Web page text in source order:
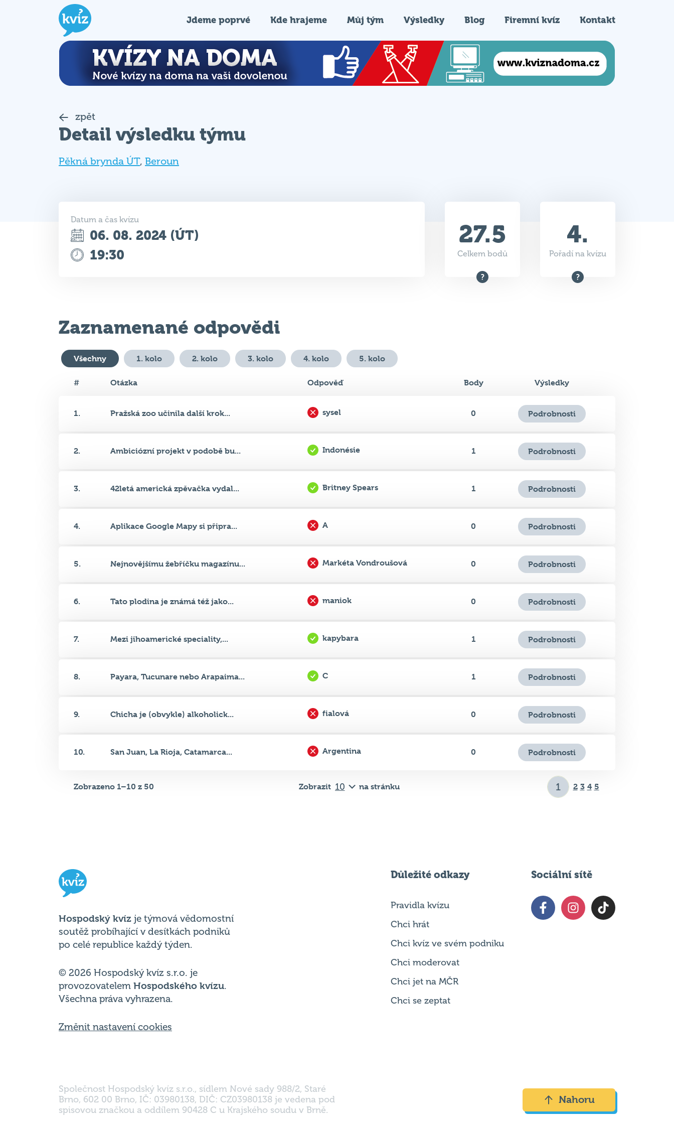
Jdeme poprvé Kde hrajeme Můj tým Výsledky Blog Firemní kvíz Kontakt
zpět
Detail výsledku týmu
Pěkná brynda ÚT, Beroun
Datum a čas kvízu
06. 08. 2024 (ÚT)
19:30
27.5
Celkem bodů
4.
Pořadí na kvízu
Zaznamenané odpovědi
Všechny 1. kolo 2. kolo 3. kolo 4. kolo 5. kolo
# Otázka Odpověď Body Výsledky
1. Pražská zoo učinila další krok... sysel 0 Podrobnosti
2. Ambiciózní projekt v podobě bu... Indonésie 1 Podrobnosti
3. 42letá americká zpěvačka vydal... Britney Spears 1 Podrobnosti
4. Aplikace Google Mapy si připra... A 0 Podrobnosti
5. Nejnovějšímu žebříčku magazínu... Markéta Vondroušová 0 Podrobnosti
6. Tato plodina je známá též jako... maniok 0 Podrobnosti
7. Mezi jihoamerické speciality,... kapybara 1 Podrobnosti
8. Payara, Tucunare nebo Arapaima... C 1 Podrobnosti
9. Chicha je (obvykle) alkoholick... fialová 0 Podrobnosti
10. San Juan, La Rioja, Catamarca... Argentina 0 Podrobnosti
Zobrazeno 1–10 z 50 Zobrazit na stránku 2 3 4 5
Hospodský kvíz je týmová vědomostní
soutěž probíhající v desítkách podniků
po celé republice každý týden.
© 2026 Hospodský kvíz s.r.o. je
provozovatelem Hospodského kvízu.
Všechna práva vyhrazena.
Změnit nastavení cookies
Důležité odkazy
Pravidla kvízu
Chci hrát
Chci kvíz ve svém podniku
Chci moderovat
Chci jet na MČR
Chci se zeptat
Sociální sítě
Společnost Hospodský kvíz s.r.o., sídlem Nové sady 988/2, Staré
Brno, 602 00 Brno, IČ: 03980138, DIČ: CZ03980138 je vedena pod
spisovou značkou a oddílem 90428 C u Krajského soudu v Brně.
Nahoru